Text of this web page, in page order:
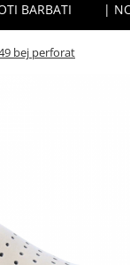
BARBATI |
bej perforat